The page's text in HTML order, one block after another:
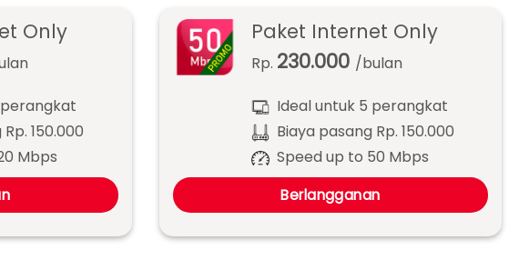
Only
150.000
Mbps
Paket Internet Only
Rp. 230.000 /bulan
Ideal untuk 5 perangkat
Biaya pasang Rp. 150.000
Speed up to 50 Mbps
Berlangganan